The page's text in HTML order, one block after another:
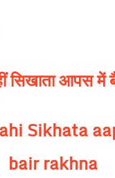
सिखाताआपसमें
Sikhata
bair rakhna